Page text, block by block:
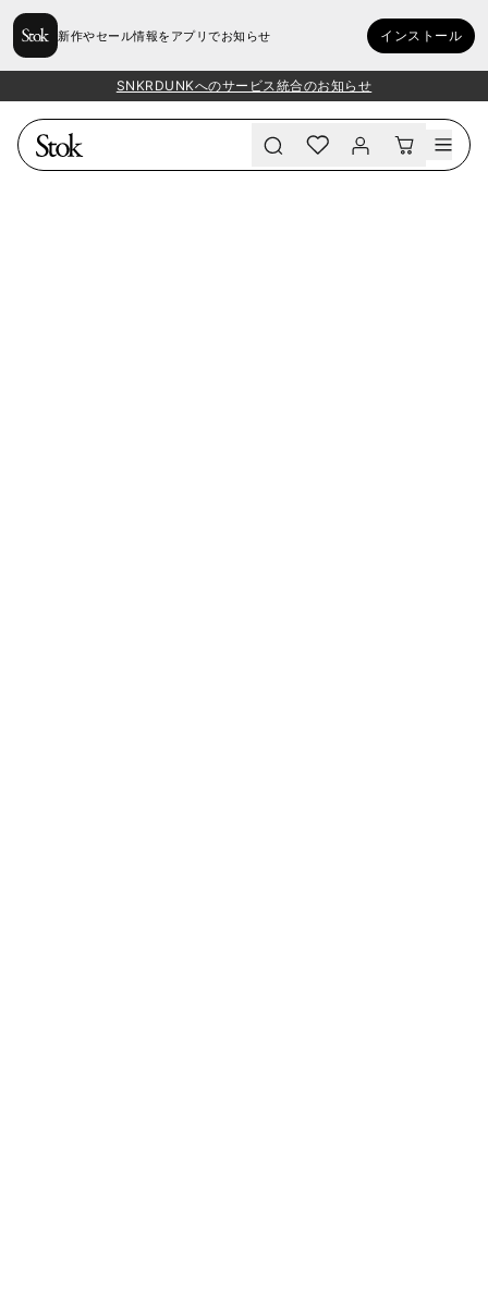
新作やセール情報をアプリでお知らせ インストール
SNKRDUNKへのサービス統合のお知らせ